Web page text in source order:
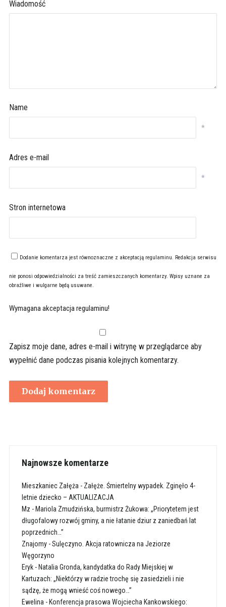
Wiadomość
Name
*
Adres e-mail
*
Stron internetowa
Dodanie komentarza jest równoznaczne z akceptacją regulaminu. Redakcja serwisu
nie ponosi odpowiedzialności za treść zamieszczanych komentarzy. Wpisy uznane za
obraźliwe i wulgarne będą usuwane.
Wymagana akceptacja regulaminu!
Zapisz moje dane, adres e-mail i witrynę w przeglądarce aby
wypełnić dane podczas pisania kolejnych komentarzy.
Najnowsze komentarze
Mieszkaniec Załęża - Załęże. Śmiertelny wypadek. Zginęło 4-
letnie dziecko – AKTUALIZACJA
Mz - Mariola Zmudzińska, burmistrz Żukowa: „Priorytetem jest
długofalowy rozwój gminy, a nie łatanie dziur z zaniedbań lat
poprzednich…”
Znajomy-Sulęczyno. Akcja ratownicza na Jeziorze
Węgorzyno
Eryk- Natalia Gronda, kandydatka do Rady Miejskiej w
Kartuzach: „Niektórzy w radzie trochę się zasiedzieli i nie
sądzę, że mogą wnieść coś nowego…”
Ewelina - Konferencja prasowa Wojciecha Kankowskiego: